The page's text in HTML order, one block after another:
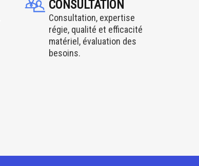
CONSULTATION
Consultation, expertise
régie, qualité et efficacité
matériel, évaluation des
besoins.